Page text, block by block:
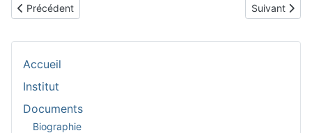
Accueil
Institut
Documents
Biographie
Article précédent : Manif CGT Gilets jaunes à PAU
Précédent Article
Suivant